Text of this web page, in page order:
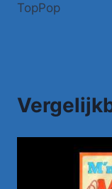
TopPop